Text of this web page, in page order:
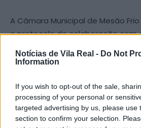
Notícias de Vila Real - Do Not
Information
If you wish to opt-out of the sale,
processing of your personal or
targeted advertising by us, please use
section to confirm your selection.
A Câmara Municipal de Mesão
o protocolo de colaboração com
assegurando um subsídio anual
O apoio destina-se a reforçar a
nomeadamente nas áreas da
capacitação e integração social